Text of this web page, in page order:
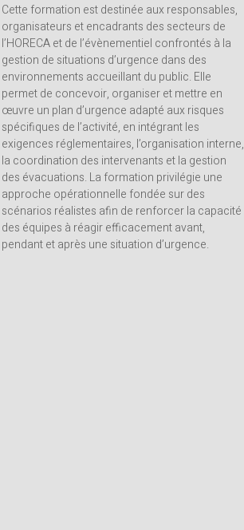
Cette formation est destinée aux responsables,
organisateurs et encadrants des secteurs de
l’HORECA et de l’évènementiel confrontés à la
gestion de situations d’urgence dans des
environnements accueillant du public. Elle
permet de concevoir, organiser et mettre en
œuvre un plan d’urgence adapté aux risques
spécifiques de l’activité, en intégrant les
exigences réglementaires, l’organisation interne,
la coordination des intervenants et la gestion
des évacuations. La formation privilégie une
approche opérationnelle fondée sur des
scénarios réalistes afin de renforcer la capacité
des équipes à réagir efficacement avant,
pendant et après une situation d’urgence.